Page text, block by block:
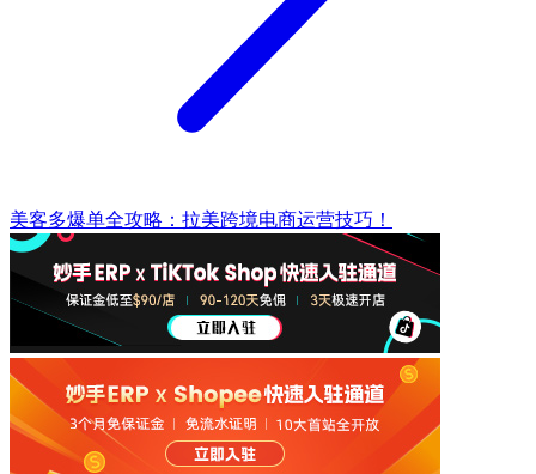
美客多爆单全攻略：拉美跨境电商运营技巧！